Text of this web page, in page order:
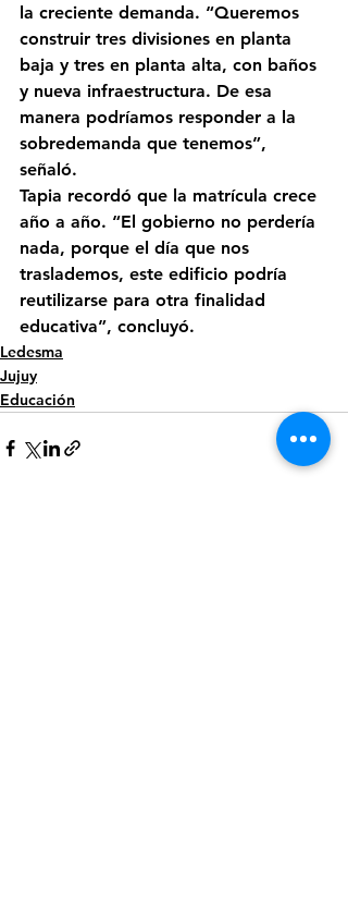
la creciente demanda. “Queremos
construir tres divisiones en planta
baja y tres en planta alta, con baños
y nueva infraestructura. De esa
manera podríamos responder a la
sobredemanda que tenemos”,
señaló.
Tapia recordó que la matrícula crece
año a año. “El gobierno no perdería
nada, porque el día que nos
traslademos, este edificio podría
reutilizarse para otra finalidad
educativa”, concluyó.
Ledesma
Jujuy
Educación